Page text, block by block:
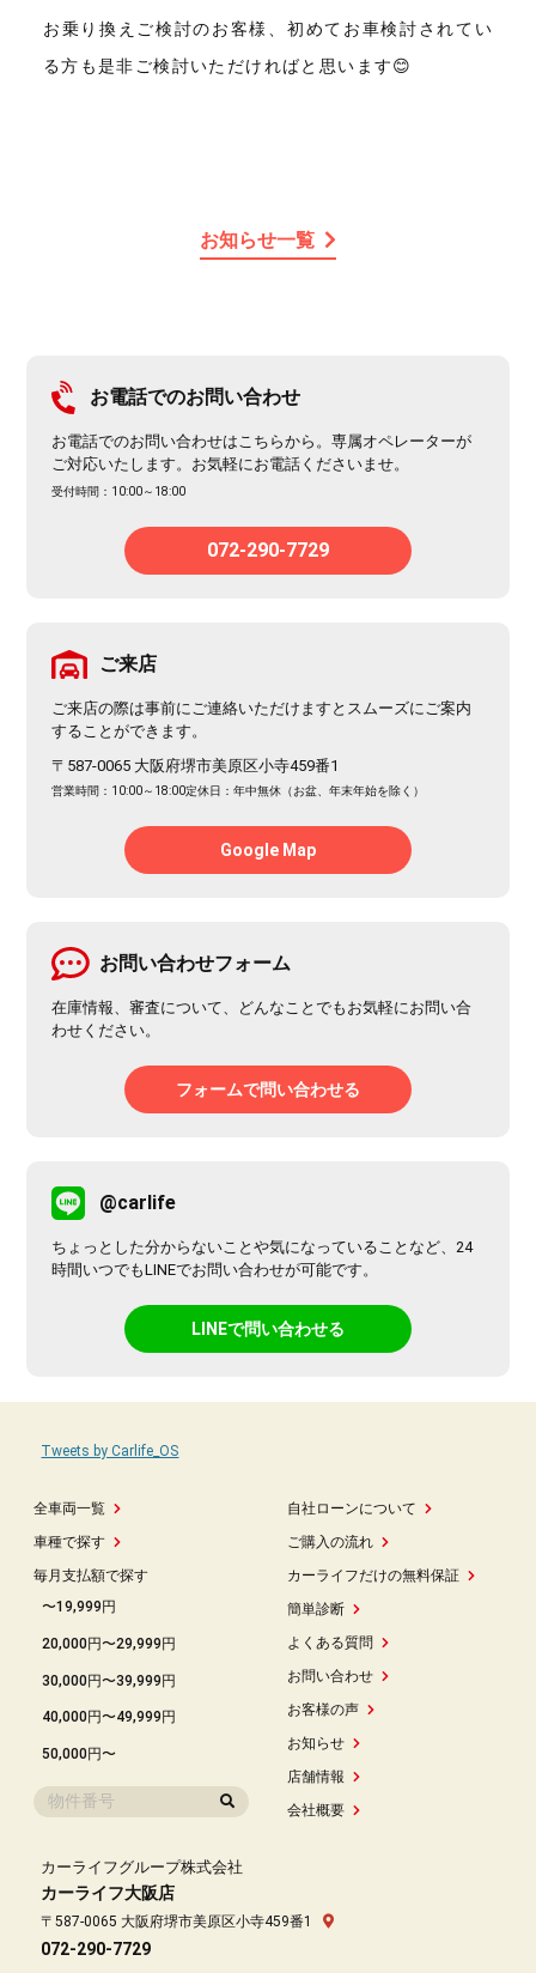
お乗り換えご検討のお客様、初めてお車検討されてい
る方も是非ご検討いただければと思います😊
お知らせ一覧
お電話でのお問い合わせ
お電話でのお問い合わせはこちらから。専属オペレーターが
ご対応いたします。お気軽にお電話くださいませ。
受付時間：10:00～18:00
072-290-7729
ご来店
ご来店の際は事前にご連絡いただけますとスムーズにご案内
することができます。
〒587-0065 大阪府堺市美原区小寺459番1
営業時間：10:00～18:00定休日：年中無休（お盆、年末年始を除く）
Google Map
お問い合わせフォーム
在庫情報、審査について、どんなことでもお気軽にお問い合
わせください。
フォームで問い合わせる
@carlife
ちょっとした分からないことや気になっていることなど、24
時間いつでもLINEでお問い合わせが可能です。
LINEで問い合わせる
全車両一覧
車種で探す
毎月支払額で探す
〜19,999円
20,000円〜29,999円
30,000円〜39,999円
40,000円〜49,999円
50,000円〜
自社ローンについて
ご購入の流れ
カーライフだけの無料保証
簡単診断
よくある質問
お問い合わせ
お客様の声
お知らせ
店舗情報
会社概要
Tweets by Carlife_OS
カーライフグループ株式会社
カーライフ大阪店
〒587-0065 大阪府堺市美原区小寺459番1
072-290-7729